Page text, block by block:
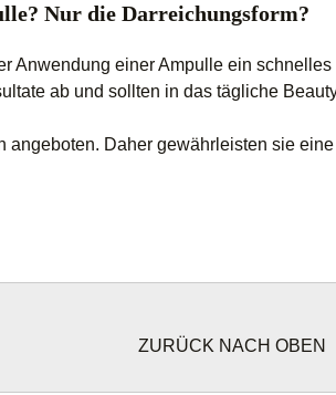
Nur die Darreichungsform?
Anwendung einer Ampulle ein
ab und sollten in das tägliche
Daher gewährleisten sie
ZURÜCK NACH OBEN